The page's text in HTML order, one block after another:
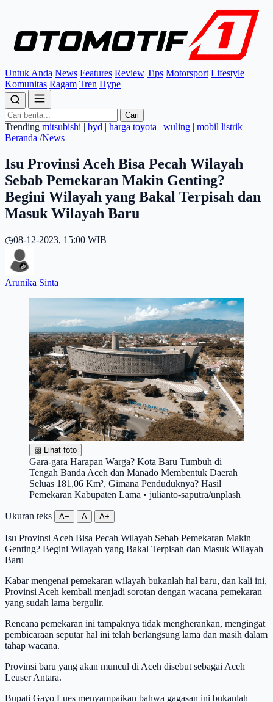
Untuk Anda News Features Review Tips Motorsport Lifestyle
Komunitas Ragam Tren Hype
Cari
Trending mitsubishi | byd | harga toyota | wuling | mobil listrik
Beranda /News
Isu Provinsi Aceh Bisa Pecah Wilayah
Sebab Pemekaran Makin Genting?
Begini Wilayah yang Bakal Terpisah dan
Masuk Wilayah Baru
◷08-12-2023, 15:00 WIB
Arunika Sinta
▧ Lihat foto
Gara-gara Harapan Warga? Kota Baru Tumbuh di
Tengah Banda Aceh dan Manado Membentuk Daerah
Seluas 181,06 Km², Gimana Penduduknya? Hasil
Pemekaran Kabupaten Lama • julianto-saputra/unplash
Ukuran teks A− A A+
Isu Provinsi Aceh Bisa Pecah Wilayah Sebab Pemekaran Makin
Genting? Begini Wilayah yang Bakal Terpisah dan Masuk Wilayah
Baru
Kabar mengenai pemekaran wilayah bukanlah hal baru, dan kali ini,
Provinsi Aceh kembali menjadi sorotan dengan wacana pemekaran
yang sudah lama bergulir.
Rencana pemekaran ini tampaknya tidak mengherankan, mengingat
pembicaraan seputar hal ini telah berlangsung lama dan masih dalam
tahap wacana.
Provinsi baru yang akan muncul di Aceh disebut sebagai Aceh
Leuser Antara.
Bupati Gayo Lues menyampaikan bahwa gagasan ini bukanlah